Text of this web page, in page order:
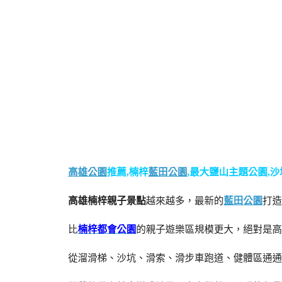
高雄公園推薦,楠梓藍田公園,最大鹽山主題公園,
高雄楠梓親子景點越來越多，最新的藍田公園打
比楠梓都會公園的親子遊樂區規模更大，絕對是
從溜滑梯、沙坑、滑索、滑步車跑道、健體區通通